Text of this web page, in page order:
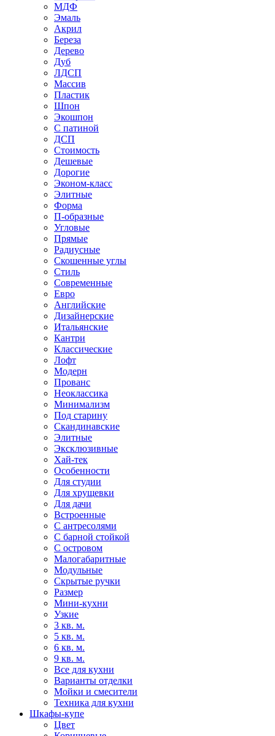
МДФ
Эмаль
Акрил
Береза
Дерево
Дуб
ЛДСП
Массив
Пластик
Шпон
Экошпон
С патиной
ДСП
Стоимость
Дешевые
Дорогие
Эконом-класс
Элитные
Форма
П-образные
Угловые
Прямые
Радиусные
Скошенные углы
Стиль
Современные
Евро
Английские
Дизайнерские
Итальянские
Кантри
Классические
Лофт
Модерн
Прованс
Неоклассика
Минимализм
Под старину
Скандинавские
Элитные
Эксклюзивные
Хай-тек
Особенности
Для студии
Для хрущевки
Для дачи
Встроенные
С антресолями
С барной стойкой
С островом
Малогабаритные
Модульные
Скрытые ручки
Размер
Мини-кухни
Узкие
3 кв. м.
5 кв. м.
6 кв. м.
9 кв. м.
Все для кухни
Варианты отделки
Мойки и смесители
Техника для кухни
Шкафы-купе
Цвет